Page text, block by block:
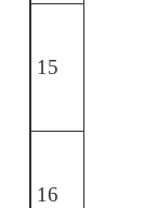
15
16